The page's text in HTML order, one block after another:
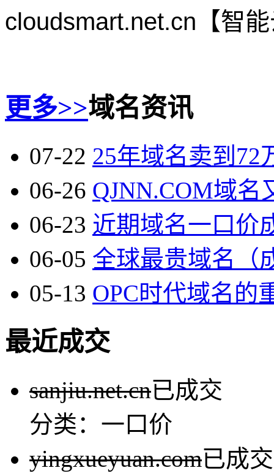
cloudsmart.net.cn【智
更多>>域名资讯
07-22 25年域名卖到72
06-26 QJNN.COM域名
06-23 近期域名一口价
06-05 全球最贵域名（
05-13 OPC时代域名的
最近成交
sanjiu.net.cn已成交
分类：一口价
yingxueyuan.com已成交